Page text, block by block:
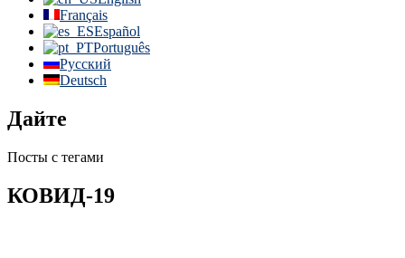
Français
Español
Português
Русский
Deutsch
Дайте
Посты с тегами
КОВИД-19